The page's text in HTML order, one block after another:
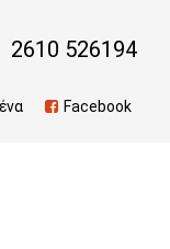
2610 526194
Facebook